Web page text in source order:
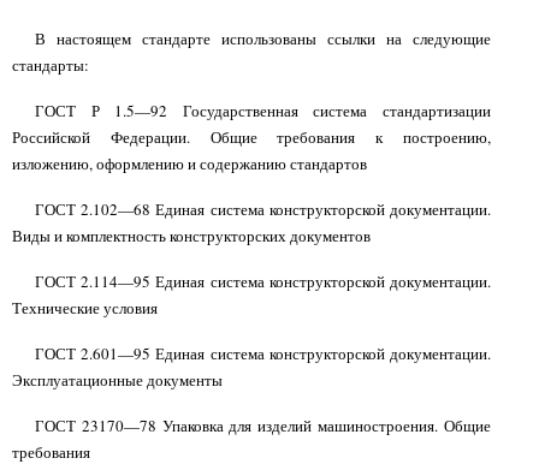
В настоящем стандарте использованы ссылки на следующие
стандарты:
ГОСТ Р 1.5—92 Государственная система стандартизации
Российской Федерации. Общие требования к построению,
изложению, оформлению и содержанию стандартов
ГОСТ 2.102—68 Единая система конструкторской документации.
Виды и комплектность конструкторских документов
ГОСТ 2.114—95 Единая система конструкторской документации.
Технические условия
ГОСТ 2.601—95 Единая система конструкторской документации.
Эксплуатационные документы
ГОСТ 23170—78 Упаковка для изделий машиностроения. Общие
требования